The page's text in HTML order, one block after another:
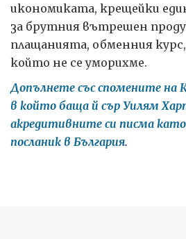
икономиката, крещейки
за брутния вътрешен
плащанията, обменния
който не се уморихме.
Допълнете със спомените на
в който баща й сър Уилям
акредитивните си писма
посланик в България.